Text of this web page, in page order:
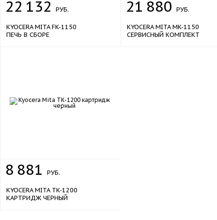
22 132 РУБ.
KYOCERA MITA FK-1150
ПЕЧЬ В СБОРЕ
21 880 РУБ.
KYOCERA MITA MK-1150
СЕРВИСНЫЙ КОМПЛЕКТ
8 881 РУБ.
KYOCERA MITA TK-1200
КАРТРИДЖ ЧЕРНЫЙ